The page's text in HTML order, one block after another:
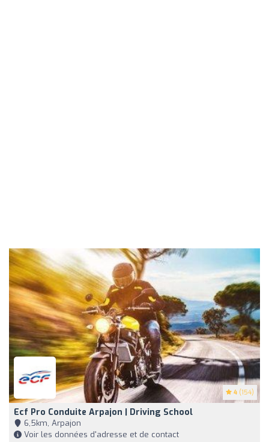
4 (154)
Ecf Pro Conduite Arpajon | Driving School
6,5km, Arpajon
Voir les données d'adresse et de contact